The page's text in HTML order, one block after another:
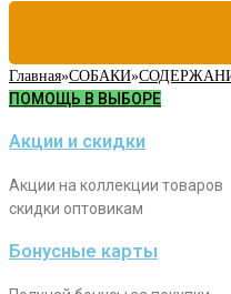
Главная»СОБАКИ»
ПОМОЩЬ В ВЫБОРЕ
Акции и скидки
Акции на коллекции товаров
скидки оптовикам
Бонусные карты